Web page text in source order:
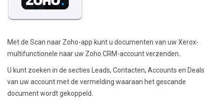
Met de Scan naar Zoho-app kunt u documenten van uw Xerox-
multifunctionele naar uw Zoho CRM-account verzenden.
U kunt zoeken in de secties Leads, Contacten, Accounts en Deals
van uw account met de vermelding waaraan het gescande
document wordt gekoppeld.